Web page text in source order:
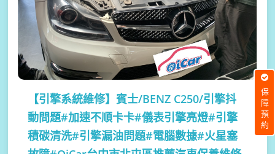
【引擎系統維修】賓士/BENZ C250/引擎抖
動問題#加速不順卡卡#儀表引擎亮燈#引擎
積碳清洗#引擎漏油問題#電腦數據#火星塞
保障預約